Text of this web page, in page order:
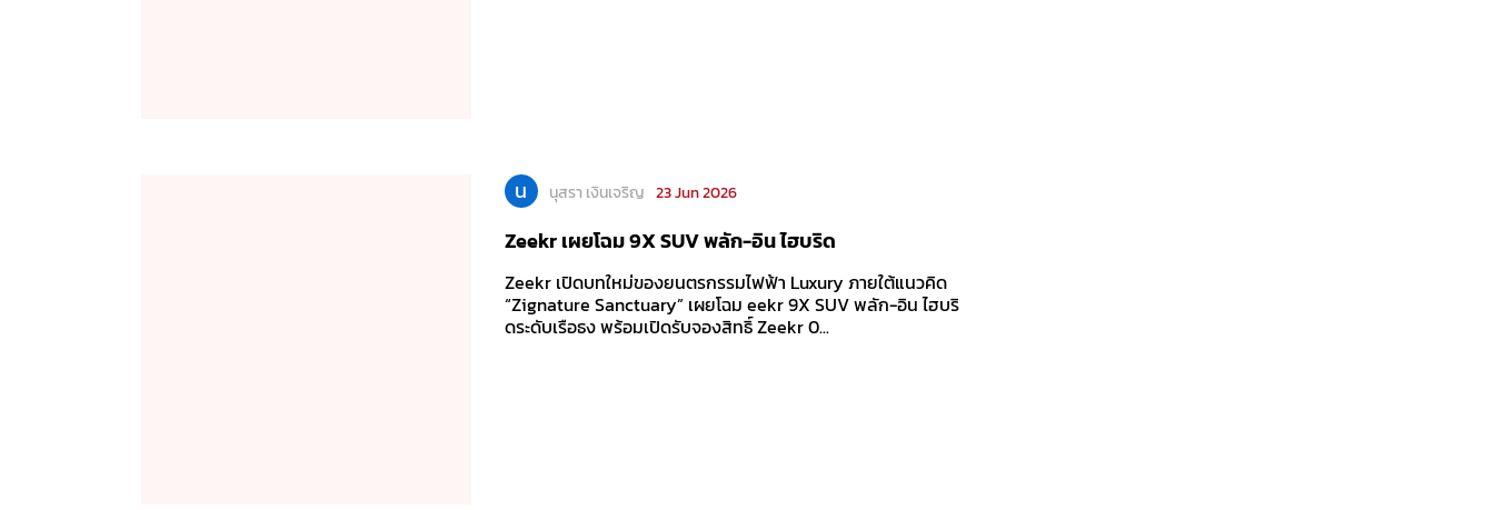
น นุสรา เงินเจริญ 23 Jun 2026
Zeekr เผยโฉม 9X SUV พลัก-อิน ไฮบริด
Zeekr เปิดบทใหม่ของยนตรกรรมไฟฟ้า Luxury ภายใต้แนวคิด
“Zignature Sanctuary” เผยโฉม eekr 9X SUV พลัก-อิน ไฮบริ
ดระดับเรือธง พร้อมเปิดรับจองสิทธิ์ Zeekr 0...